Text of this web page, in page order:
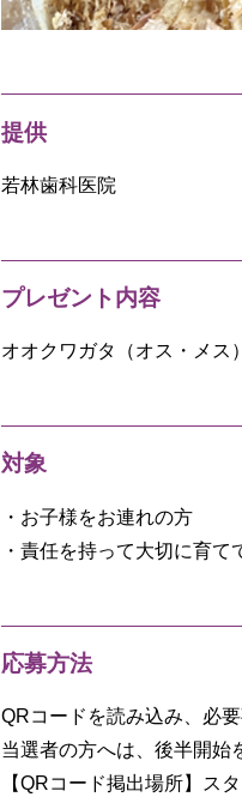
提供
若林歯科医院
プレゼント内容
オオクワガタ（オス・メス
対象
・お子様をお連れの方
・責任を持って大切に育て
応募方法
QRコードを読み込み、必
当選者の方へは、後半開始
【QRコード掲出場所】ス